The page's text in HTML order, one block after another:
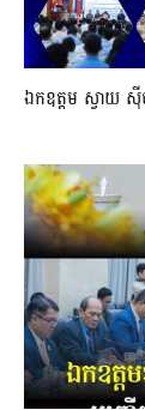
ឯកឧត្តម ស្វាយ ស៊ី